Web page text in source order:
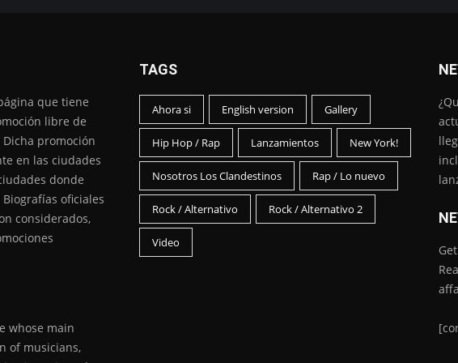
que tiene
libre de
promoción
en las ciudades
donde
oficiales
considerados,
whose main
of musicians,
TAGS
Ahora si English version Gallery
Hip Hop / Rap Lanzamientos New York!
Nosotros Los Clandestinos Rap / Lo nuevo
Rock / Alternativo Rock / Alternativo 2
Video